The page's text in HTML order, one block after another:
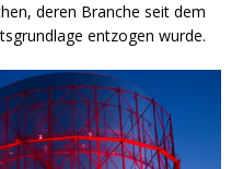
deren Branche seit dem
entzogen wurde.